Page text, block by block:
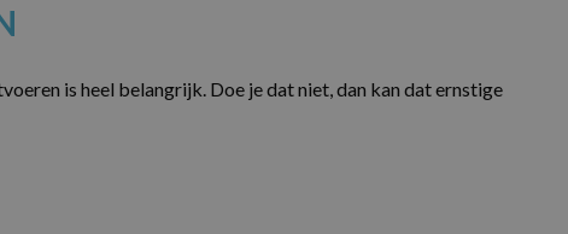
is heel belangrijk. Doe je dat niet, dan kan dat ernstige